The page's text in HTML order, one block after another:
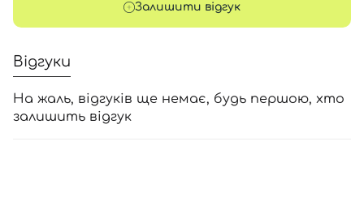
Залишити відгук
Відгуки
На жаль, відгуків ще немає, будь першою, хто
залишить відгук